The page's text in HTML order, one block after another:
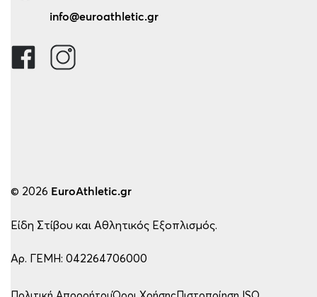
info@euroathletic.gr
© 2026 EuroAthletic.gr
Είδη Στίβου και Αθλητικός Εξοπλισμός.
Αρ. ΓΕΜΗ: 042264706000